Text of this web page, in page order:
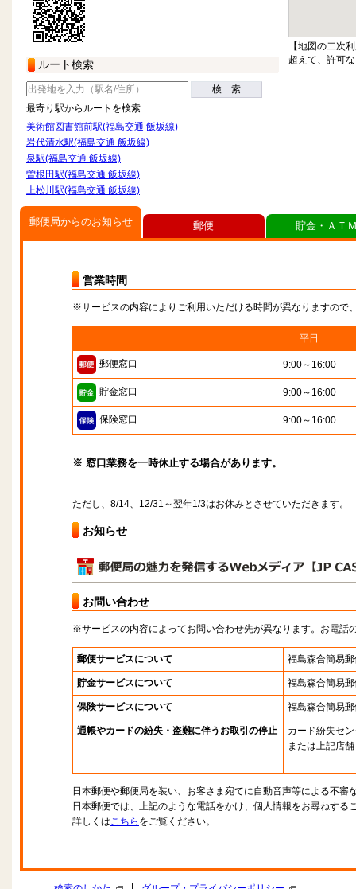
ルート検索
検 索
最寄り駅からルートを検索
美術館図書館前駅(福島交通 飯坂線)
岩代清水駅(福島交通 飯坂線)
泉駅(福島交通 飯坂線)
曽根田駅(福島交通 飯坂線)
上松川駅(福島交通 飯坂線)
【地図の二次
超えて、許可
郵便局からのお知らせ
営業時間
※サービスの内容によりご利用いただける時間が異なりますので
平日
郵便窓口 9:00～16:00
貯金窓口 9:00～16:00
保険窓口 9:00～16:00
※ 窓口業務を一時休止する場合があります。
ただし、8/14、12/31～翌年1/3はお休みとさせていただきます。
お知らせ
お問い合わせ
※サービスの内容によってお問い合わせ先が異なります。お電話
郵便サービスについて 福島森合簡易
貯金サービスについて 福島森合簡易
保険サービスについて 福島森合簡易
通帳やカードの紛失・盗難に伴うお取引の停止
カード紛失セ
または上記店舗
日本郵便や郵便局を装い、お客さま宛てに自動音声等による不審
日本郵便では、上記のような電話をかけ、個人情報をお尋ねする
詳しくはこちら をご覧ください。
郵便 貯金・ＡＴ